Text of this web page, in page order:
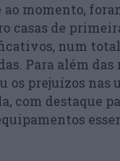
ao momento,
casas de
num
Para além das
os prejuízos nas
com destaque